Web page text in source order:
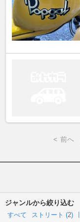
< 前へ
ジャンルから絞り込む
すべて ストリート (2)